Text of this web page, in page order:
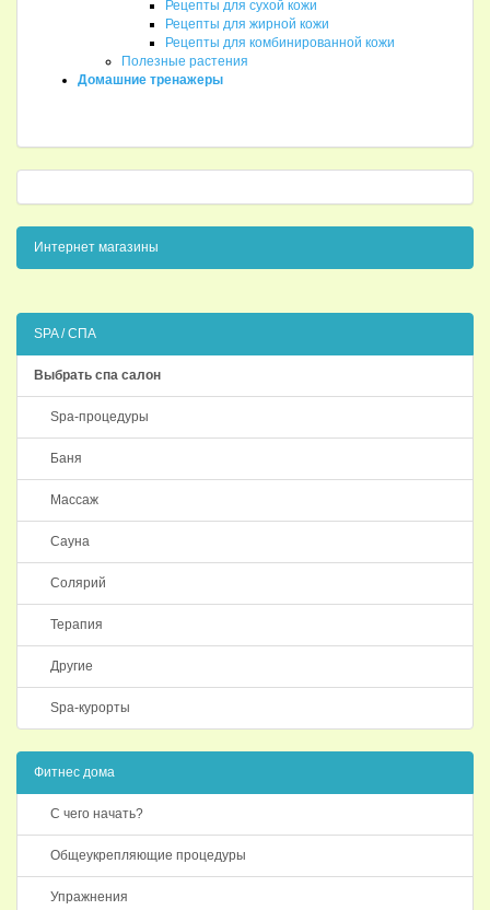
Рецепты для сухой кожи
Рецепты для жирной кожи
Рецепты для комбинированной кожи
Полезные растения
Домашние тренажеры
Интернет магазины
SPA / СПА
Выбрать спа салон
Spa-процедуры
Баня
Массаж
Сауна
Солярий
Терапия
Другие
Spa-курорты
Фитнес дома
С чего начать?
Общеукрепляющие процедуры
Упражнения